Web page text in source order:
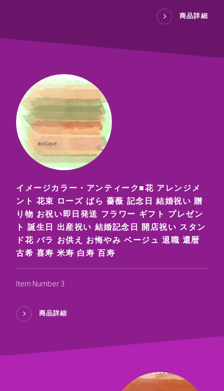
商品詳細
イメージカラー・アンティーク■花 アレンジメ
ント 花束 ローズ ばら 薔薇 記念日 結婚祝い 贈
り物 お祝い即日発送 フラワー ギフト プレゼン
ト 誕生日 出産祝い 結婚記念日 開店祝い スタン
ド花 バラ お供え お悔やみ ベージュ 退職 還暦
古希 喜寿 米寿 白寿 百寿
Item Number 3
商品詳細